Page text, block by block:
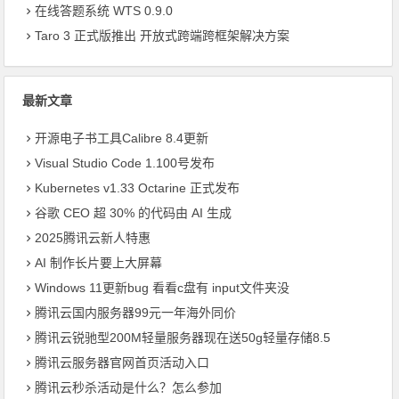
在线答题系统 WTS 0.9.0
Taro 3 正式版推出 开放式跨端跨框架解决方案
最新文章
开源电子书工具Calibre 8.4更新
Visual Studio Code 1.100号发布
Kubernetes v1.33 Octarine 正式发布
​谷歌 CEO 超 30% 的代码由 AI 生成
2025腾讯云新人特惠
AI 制作长片要上大屏幕
Windows 11更新bug 看看c盘有 input文件夹没
腾讯云国内服务器99元一年海外同价
腾讯云锐驰型200M轻量服务器现在送50g轻量存储8.5
腾讯云服务器官网首页活动入口
腾讯云秒杀活动是什么？怎么参加